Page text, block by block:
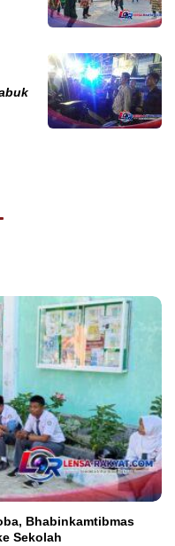
Bhabinkamtibmas
Sekolah